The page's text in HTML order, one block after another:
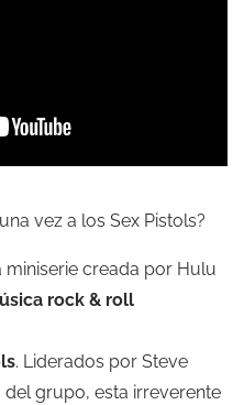
vez a los Sex Pistols?
miniserie creada por Hulu
rock & roll
. Liderados por Steve
grupo, esta irreverente